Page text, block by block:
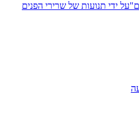
ידי תנועות של שרירי הפנים